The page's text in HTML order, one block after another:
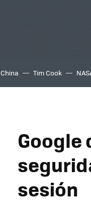
China Tim Cook
Google
sesión